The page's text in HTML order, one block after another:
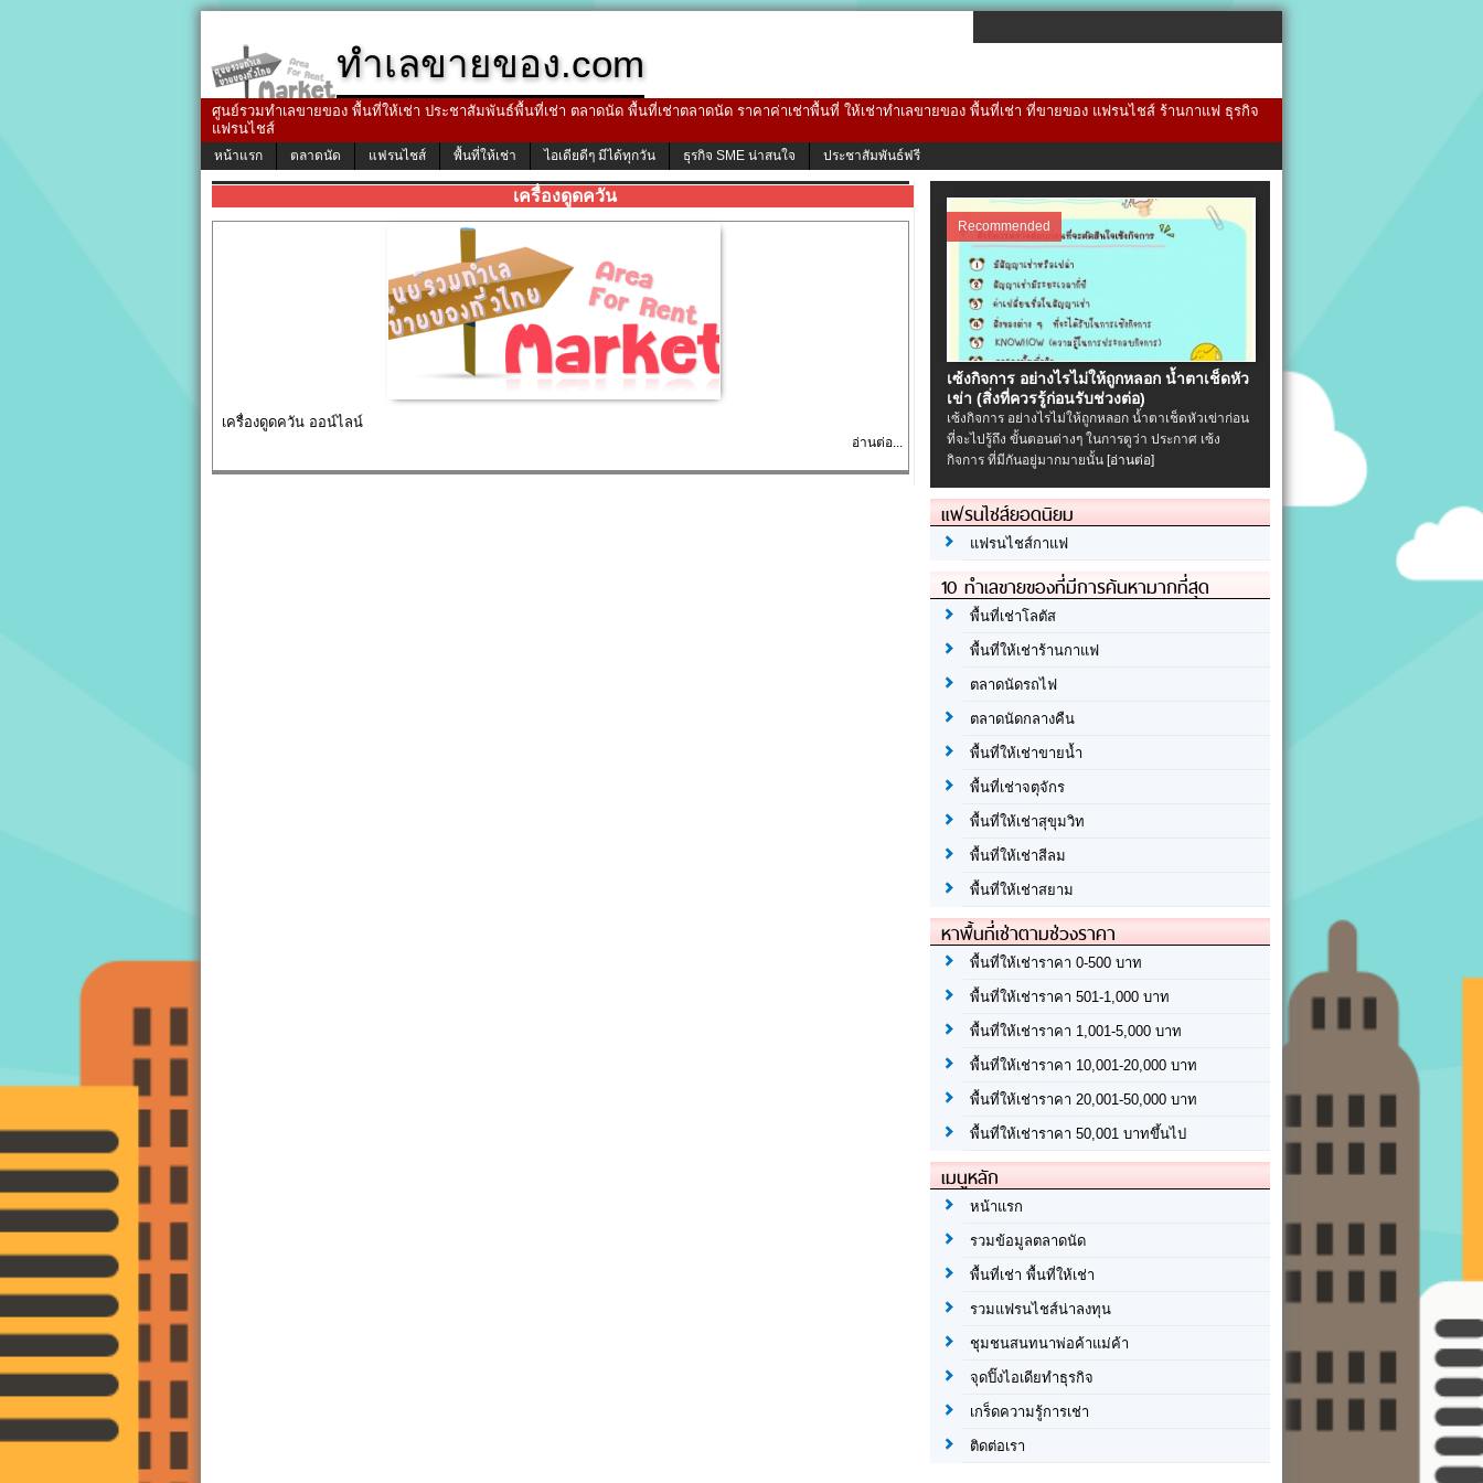
ทำเลขายของ.com
ศูนย์รวมทำเลขายของ พื้นที่ให้เช่า ประชาสัมพันธ์พื้นที่เช่า ตลาดนัด พื้นที่เช่าตลาดนัด ราคาค่าเช่าพื้นที่ ให้เช่าทำเลขายของ พื้นที่เช่า ที่ขายของ แฟรนไชส์ ร้านกาแฟ ธุรกิจ
แฟรนไชส์
หน้าแรก ตลาดนัด แฟรนไชส์ พื้นที่ให้เช่า ไอเดียดีๆ มีได้ทุกวัน ธุรกิจ SME น่าสนใจ ประชาสัมพันธ์ฟรี
เครื่องดูดควัน
เครื่องดูดควัน ออน์ไลน์
อ่านต่อ...
Recommended
เซ้งกิจการ อย่างไรไม่ให้ถูกหลอก น้ำตาเช็ดหัว
เข่า (สิ่งที่ควรรู้ก่อนรับช่วงต่อ)
เซ้งกิจการ อย่างไรไม่ให้ถูกหลอก น้ำตาเช็ดหัวเข่าก่อน
ที่จะไปรู้ถึง ขั้นตอนต่างๆ ในการดูว่า ประกาศ เซ้ง
กิจการ ที่มีกันอยู่มากมายนั้น [อ่านต่อ]
แฟรนไชส์ยอดนิยม
แฟรนไชส์กาแฟ
10 ทำเลขายของที่มีการค้นหามากที่สุด
พื้นที่เช่าโลตัส
พื้นที่ให้เช่าร้านกาแฟ
ตลาดนัดรถไฟ
ตลาดนัดกลางคืน
พื้นที่ให้เช่าขายน้ำ
พื้นที่เช่าจตุจักร
พื้นที่ให้เช่าสุขุมวิท
พื้นที่ให้เช่าสีลม
พื้นที่ให้เช่าสยาม
หาพื้นที่เช่าตามช่วงราคา
พื้นที่ให้เช่าราคา 0-500 บาท
พื้นที่ให้เช่าราคา 501-1,000 บาท
พื้นที่ให้เช่าราคา 1,001-5,000 บาท
พื้นที่ให้เช่าราคา 10,001-20,000 บาท
พื้นที่ให้เช่าราคา 20,001-50,000 บาท
พื้นที่ให้เช่าราคา 50,001 บาทขึ้นไป
เมนูหลัก
หน้าแรก
รวมข้อมูลตลาดนัด
พื้นที่เช่า พื้นที่ให้เช่า
รวมแฟรนไชส์น่าลงทุน
ชุมชนสนทนาพ่อค้าแม่ค้า
จุดปิ๊งไอเดียทำธุรกิจ
เกร็ดความรู้การเช่า
ติดต่อเรา